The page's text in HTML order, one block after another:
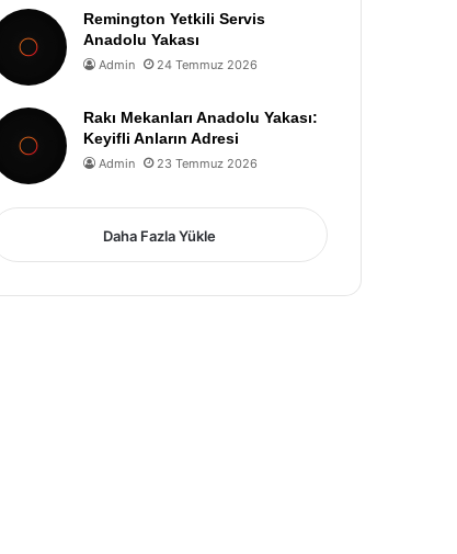
Remington Yetkili Servis
Anadolu Yakası
Admin 24 Temmuz 2026
Rakı Mekanları Anadolu Yakası:
Keyifli Anların Adresi
Admin 23 Temmuz 2026
Daha Fazla Yükle